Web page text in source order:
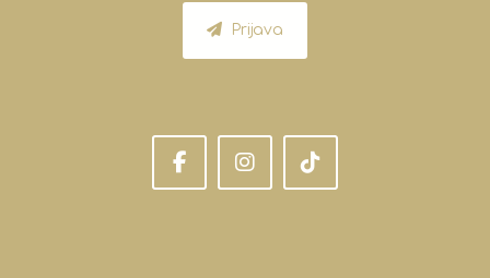
Prijava